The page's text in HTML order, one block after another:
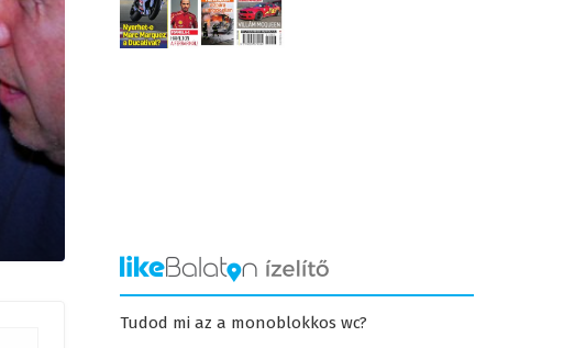
Tudod mi az a monoblokkos wc?